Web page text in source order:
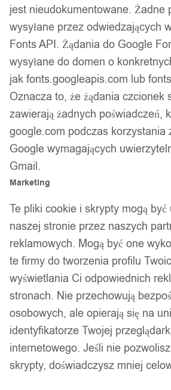
MINUTĘ NA
59,99zł
Darmowa dostawa od 90 zł
Dostawa w 24h
Zamówienia złożone do 14:00
Dostawa w 24h
Zamówienia złożone do 14:00
Dostępny w magazynie - szybka
Dodaj do
Zamówienia złożone do 14:00 w dni
samego dnia.
Zamów telefonicznie
Wtorek - Piątek • 8:00 - 15:00
jest nieudokumentowane. Żadne
wysyłane przez odwiedzających
Fonts API. Żądania do Google
wysyłane do domen o
jak fonts.googleapis.com lub
Oznacza to, że żądania czcionek
zawierają żadnych poświadczeń,
google.com podczas korzystania
Google wymagających
Gmail.
Marketing
Te pliki cookie i skrypty mogą
naszej stronie przez naszych
reklamowych. Mogą być one
te firmy do tworzenia profilu
wyświetlania Ci odpowiednich
stronach. Nie przechowują
osobowych, ale opierają się na
identyfikatorze Twojej
internetowego. Jeśli nie
skrypty, doświadczysz mniej